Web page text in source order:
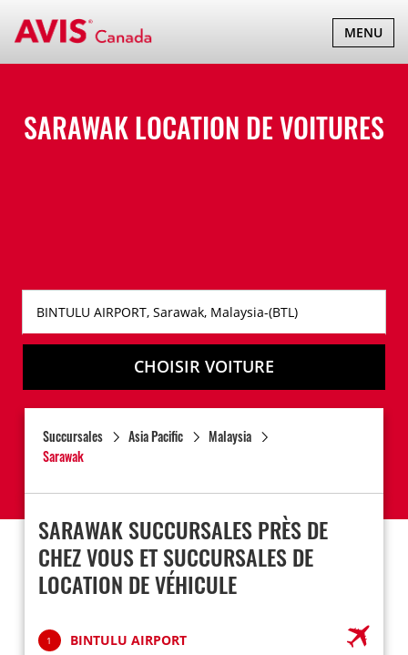
BASCULER
LA
MENU
SARAWAK LOCATION DE VOITURES
CHOISIR VOITURE
Succursales Asia Pacific
Malaysia
Sarawak
SARAWAK SUCCURSALES PRÈS DE
CHEZ VOUS ET SUCCURSALES DE
LOCATION DE VÉHICULE
1
BINTULU AIRPORT